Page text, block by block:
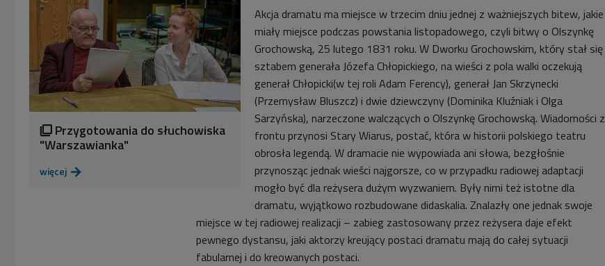
 Przygotowania do słuchowiska
"Warszawianka"
więcej 
Akcja dramatu ma miejsce w trzecim dniu jednej z ważniejszych bitew, jakie
miały miejsce podczas powstania listopadowego, czyli bitwy o Olszynkę
Grochowską, 25 lutego 1831 roku. W Dworku Grochowskim, który stał się
sztabem generała Józefa Chłopickiego, na wieści z pola walki oczekują
generał Chłopicki(w tej roli Adam Ferency), generał Jan Skrzynecki
(Przemysław Bluszcz) i dwie dziewczyny (Dominika Kluźniak i Olga
Sarzyńska), narzeczone walczących o Olszynkę Grochowską. Wiadomości z
frontu przynosi Stary Wiarus, postać, która w historii polskiego teatru
obrosła legendą. W dramacie nie wypowiada ani słowa, bezgłośnie
przynosząc jednak wieści najgorsze, co w przypadku radiowej adaptacji
mogło być dla reżysera dużym wyzwaniem. Były nimi też istotne dla
dramatu, wyjątkowo rozbudowane didaskalia. Znalazły one jednak swoje
miejsce w tej radiowej realizacji – zabieg zastosowany przez reżysera daje efekt
pewnego dystansu, jaki aktorzy kreujący postaci dramatu mają do całej sytuacji
fabularnej i do kreowanych postaci.